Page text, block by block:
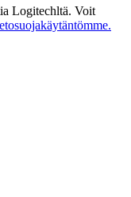
Logitechltä. Voit